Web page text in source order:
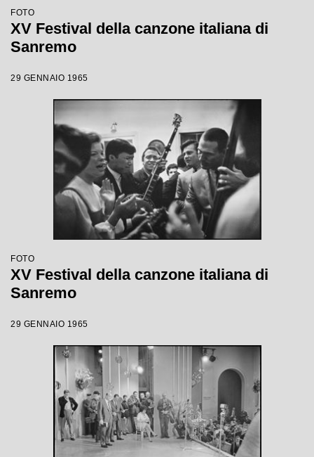
FOTO
XV Festival della canzone italiana di
Sanremo
29 GENNAIO 1965
FOTO
XV Festival della canzone italiana di
Sanremo
29 GENNAIO 1965